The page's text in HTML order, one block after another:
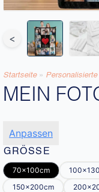
<
Startseite »
MEIN
Anpassen
GRÖSSE
70x100cm
150x200cm